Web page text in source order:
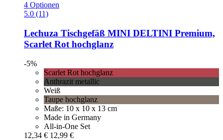
4 Optionen
5.0 (11)
Lechuza Tischgefäß MINI DELTINI Premium,
Scarlet Rot hochglanz
-5%
Scarlet Rot hochglanz
Anthrazit metallic
Weiß
Taupe hochglanz
Maße: 10 x 10 x 13 cm
Made in Germany
All-in-One Set
12,34 € 12,99 €